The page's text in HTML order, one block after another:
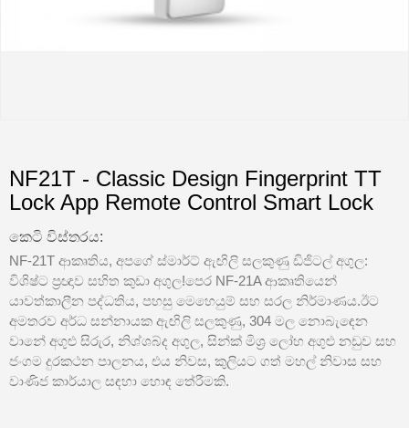
NF21T - Classic Design Fingerprint TT
Lock App Remote Control Smart Lock
කෙටි විස්තරය:
NF-21T ආකෘතිය, අපගේ ස්මාර්ට් ඇඟිලි සලකුණු ඩිජිටල් අගුල:
විශිෂ්ට ප්‍රඥාව සහිත කුඩා අගුල!පෙර NF-21A ආකෘතියෙන්
යාවත්කාලීන පද්ධතිය, පහසු මෙහෙයුම් සහ සරල නිර්මාණය.ඊට
අමතරව අර්ධ සන්නායක ඇඟිලි සලකුණු, 304 මල නොබැඳෙන
වානේ අගුළු සිරුර, නිශ්ශබ්ද අගුල, සින්ක් මිශ්‍ර ලෝහ අගුළු නඩුව සහ
ජංගම දුරකථන පාලනය, එය නිවස, කුලියට ගත් මහල් නිවාස සහ
වාණිජ කාර්යාල සඳහා හොඳ තේරීමකි.